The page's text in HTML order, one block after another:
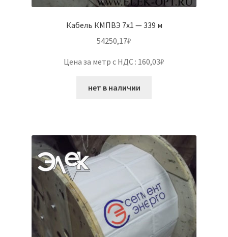
Кабель КМПВЭ 7х1 — 339 м
54250,17₽
Цена за метр с НДС : 160,03₽
нет в наличии